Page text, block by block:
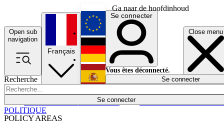
Ga naar de hoofdinhoud
Open sub
navigation
Close menu
Recherche
Se connecter
POLICY AREAS
Économie
Français
English
Deutsch
Español
Se connecter
Vous êtes déconnecté.
Se connecter
POLITIQUE